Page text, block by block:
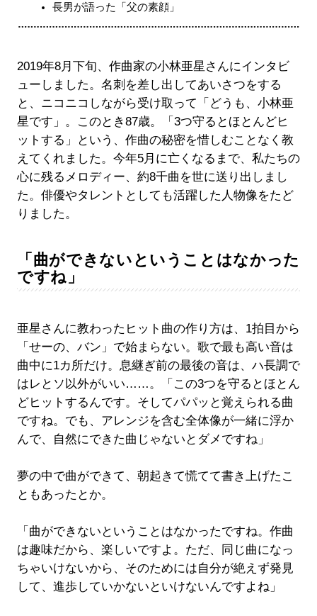
長男が語った「父の素顔」
2019年8月下旬、作曲家の小林亜星さんにインタビ
ューしました。名刺を差し出してあいさつをする
と、ニコニコしながら受け取って「どうも、小林亜
星です」。このとき87歳。「3つ守るとほとんどヒ
ットする」という、作曲の秘密を惜しむことなく教
えてくれました。今年5月に亡くなるまで、私たちの
心に残るメロディー、約8千曲を世に送り出しまし
た。俳優やタレントとしても活躍した人物像をたど
りました。
「曲ができないということはなかった
ですね」
亜星さんに教わったヒット曲の作り方は、1拍目から
「せーの、バン」で始まらない。歌で最も高い音は
曲中に1カ所だけ。息継ぎ前の最後の音は、ハ長調で
はレとソ以外がいい……。「この3つを守るとほとん
どヒットするんです。そしてパパッと覚えられる曲
ですね。でも、アレンジを含む全体像が一緒に浮か
んで、自然にできた曲じゃないとダメですね」
夢の中で曲ができて、朝起きて慌てて書き上げたこ
ともあったとか。
「曲ができないということはなかったですね。作曲
は趣味だから、楽しいですよ。ただ、同じ曲になっ
ちゃいけないから、そのためには自分が絶えず発見
して、進歩していかないといけないんですよね」